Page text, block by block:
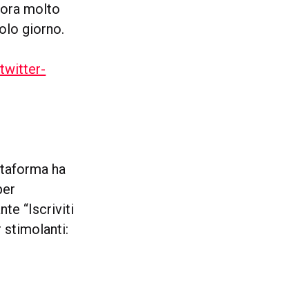
molto
giorno.
ha
“Iscriviti
stimolanti: